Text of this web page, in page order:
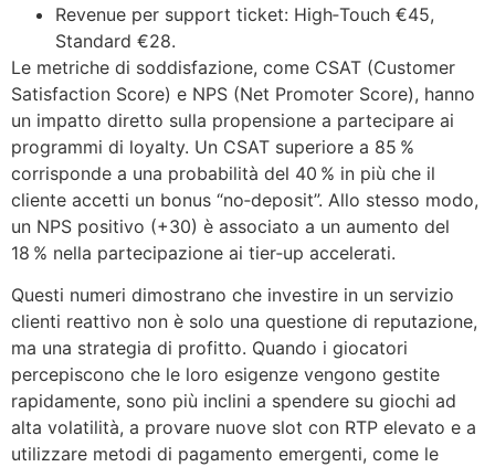
Revenue per support ticket: High‑Touch €45,
Standard €28.
Le metriche di soddisfazione, come CSAT (Customer
Satisfaction Score) e NPS (Net Promoter Score), hanno
un impatto diretto sulla propensione a partecipare ai
programmi di loyalty. Un CSAT superiore a 85 %
corrisponde a una probabilità del 40 % in più che il
cliente accetti un bonus “no‑deposit”. Allo stesso modo,
un NPS positivo (+30) è associato a un aumento del
18 % nella partecipazione ai tier‑up accelerati.
Questi numeri dimostrano che investire in un servizio
clienti reattivo non è solo una questione di reputazione,
ma una strategia di profitto. Quando i giocatori
percepiscono che le loro esigenze vengono gestite
rapidamente, sono più inclini a spendere su giochi ad
alta volatilità, a provare nuove slot con RTP elevato e a
utilizzare metodi di pagamento emergenti, come le